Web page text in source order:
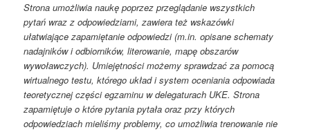
Strona umożliwia naukę poprzez przeglądanie wszystkich
pytań wraz z odpowiedziami, zawiera też wskazówki
ułatwiające zapamiętanie odpowiedzi (m.in. opisane schematy
nadajników i odbiorników, literowanie, mapę obszarów
wywoławczych). Umiejętności możemy sprawdzać za pomocą
wirtualnego testu, którego układ i system oceniania odpowiada
teoretycznej części egzaminu w delegaturach UKE. Strona
zapamiętuje o które pytania pytała oraz przy których
odpowiedziach mieliśmy problemy, co umożliwia trenowanie nie